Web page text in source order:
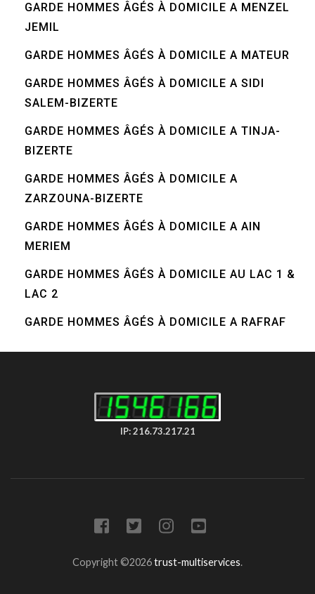
GARDE HOMMES ÂGÉS À DOMICILE A MENZEL
JEMIL
GARDE HOMMES ÂGÉS À DOMICILE A MATEUR
GARDE HOMMES ÂGÉS À DOMICILE A SIDI
SALEM-BIZERTE
GARDE HOMMES ÂGÉS À DOMICILE A TINJA-
BIZERTE
GARDE HOMMES ÂGÉS À DOMICILE A
ZARZOUNA-BIZERTE
GARDE HOMMES ÂGÉS À DOMICILE A AIN
MERIEM
GARDE HOMMES ÂGÉS À DOMICILE AU LAC 1 &
LAC 2
GARDE HOMMES ÂGÉS À DOMICILE A RAFRAF
IP: 216.73.217.21
Copyright ©2026trust-multiservices.